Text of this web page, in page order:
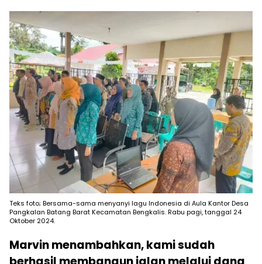
Teks foto; Bersama-sama menyanyi lagu Indonesia di Aula Kantor Desa
Pangkalan Batang Barat Kecamatan Bengkalis. Rabu pagi, tanggal 24
Oktober 2024.
Marvin menambahkan, kami sudah